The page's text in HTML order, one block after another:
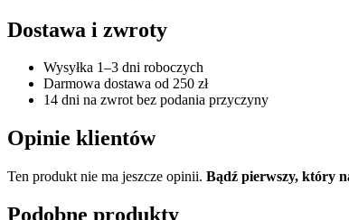
Dostawa i zwroty
Wysyłka 1–3 dni roboczych
Darmowa dostawa od 250 zł
14 dni na zwrot bez podania przyczyny
Opinie klientów
Ten produkt nie ma jeszcze opinii. Bądź pierwszy, który
Podobne produkty